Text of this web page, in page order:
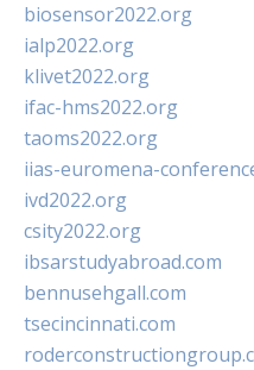
biosensor2022.org
ialp2022.org
klivet2022.org
ifac-hms2022.org
taoms2022.org
iias-euromena-
ivd2022.org
csity2022.org
ibsarstudyabroad.com
bennusehgall.com
tsecincinnati.com